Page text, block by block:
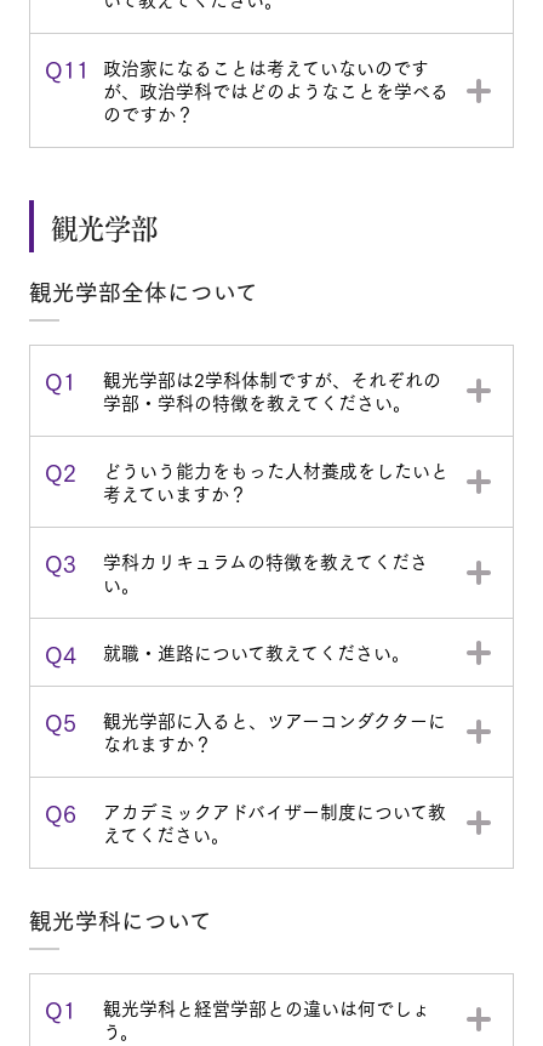
Q11 政治家になることは考えていないのです
が、政治学科ではどのようなことを学べる
のですか？
観光学部
観光学部全体について
Q1 観光学部は2学科体制ですが、それぞれの
学部・学科の特徴を教えてください。
Q2 どういう能力をもった人材養成をしたいと
考えていますか？
Q3 学科カリキュラムの特徴を教えてくださ
い。
Q4 就職・進路について教えてください。
Q5 観光学部に入ると、ツアーコンダクターに
なれますか？
Q6 アカデミックアドバイザー制度について教
えてください。
観光学科について
Q1 観光学科と経営学部との違いは何でしょ
う。